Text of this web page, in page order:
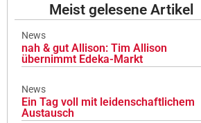
Meist gelesene Artikel
News
nah & gut Allison: Tim Allison
übernimmt Edeka-Markt
News
Ein Tag voll mit leidenschaftlichem
Austausch